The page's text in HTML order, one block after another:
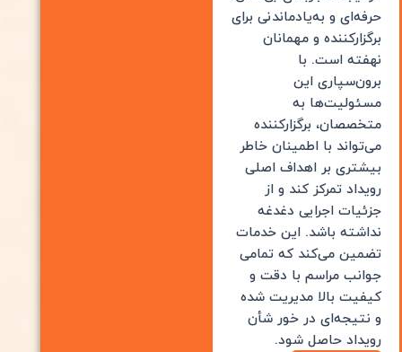
حرفه‌ای و به‌یادماندنی برای
برگزارکننده و مهمانان
نهفته است. با
برون‌سپاری این
مسئولیت‌ها به
متخصصان، برگزارکننده
می‌تواند با اطمینان خاطر
بیشتری بر اهداف اصلی
رویداد تمرکز کند و از
جزئیات اجرایی دغدغه
نداشته باشد. این خدمات
تضمین می‌کند که تمامی
جوانب مراسم با دقت و
کیفیت بالا مدیریت شده
و نتیجه‌ای در خور شأن
رویداد حاصل شود.